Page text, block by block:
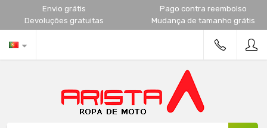
Envio grátis
Pago contra reembolso
Devoluções gratuitas
Mudança de tamanho grátis